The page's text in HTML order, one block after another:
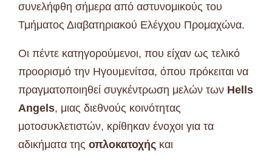
συνελήφθη σήμερα από αστυνομικούς του
Τμήματος Διαβατηριακού Ελέγχου Προμαχώνα.
Οι πέντε κατηγορούμενοι, που είχαν ως τελικό
προορισμό την Ηγουμενίτσα, όπου πρόκειται να
πραγματοποιηθεί συγκέντρωση μελών των Hells
Angels, μιας διεθνούς κοινότητας
μοτοσυκλετιστών, κρίθηκαν ένοχοι για τα
αδικήματα της οπλοκατοχής και